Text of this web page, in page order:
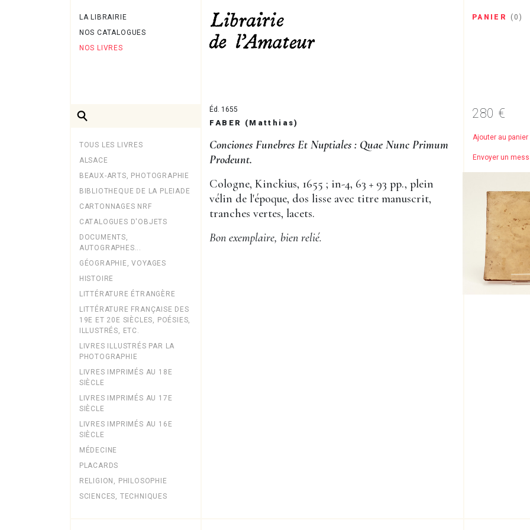
LA LIBRAIRIE
NOS CATALOGUES
NOS LIVRES
TOUS LES LIVRES
ALSACE
BEAUX-ARTS, PHOTOGRAPHIE
BIBLIOTHEQUE DE LA PLEIADE
CARTONNAGES NRF
CATALOGUES D'OBJETS
DOCUMENTS,
AUTOGRAPHES...
GÉOGRAPHIE, VOYAGES
HISTOIRE
LITTÉRATURE ÉTRANGÈRE
LITTÉRATURE FRANÇAISE DES
19E ET 20E SIÈCLES, POÉSIES,
ILLUSTRÉS, ETC.
LIVRES ILLUSTRÉS PAR LA
PHOTOGRAPHIE
LIVRES IMPRIMÉS AU 18E
SIÈCLE
LIVRES IMPRIMÉS AU 17E
SIÈCLE
LIVRES IMPRIMÉS AU 16E
SIÈCLE
MÉDECINE
PLACARDS
RELIGION, PHILOSOPHIE
SCIENCES, TECHNIQUES
PANIER ( 0)
Éd. 1655
FABER (Matthias)
Conciones Funebres Et Nuptiales : Quae Nunc Primum
Prodeunt.
Cologne, Kinckius, 1655 ; in-4, 63 + 93 pp., plein
vélin de l'époque, dos lisse avec titre manuscrit,
tranches vertes, lacets.
Bon exemplaire, bien relié.
280 €
Ajouter au panier
Envoyer un